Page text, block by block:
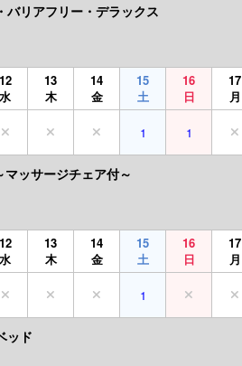
バリアフリー・デラックス
12
水
13
木
14
金
15
土
16
日
17
月
1 1
ッサージチェア付～
12
水
13
木
14
金
15
土
16
日
17
月
1
ッド